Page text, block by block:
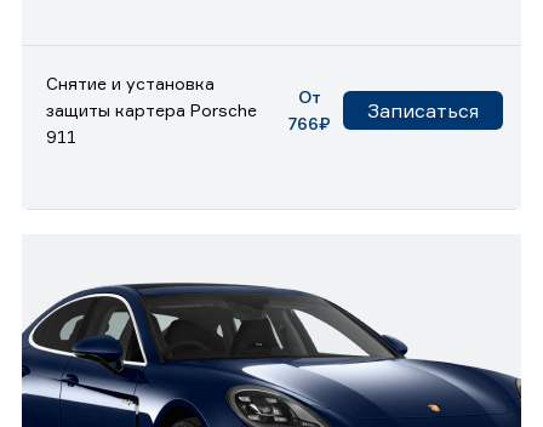
Снятие и установка
защиты картера Porsche
911
От
766₽
Записаться